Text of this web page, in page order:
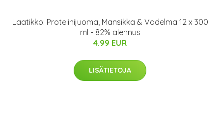
Laatikko: Proteiinijuoma, Mansikka & Vadelma 12 x 300
ml - 82% alennus
4.99 EUR
LISÄTIETOJA